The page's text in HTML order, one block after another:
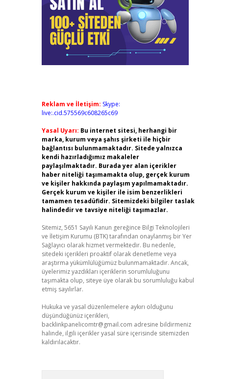
Reklam ve İletişim: Skype:
live:.cid.575569c608265c69
Yasal Uyarı: Bu internet sitesi, herhangi bir
marka, kurum veya şahıs şirketi ile hiçbir
bağlantısı bulunmamaktadır. Sitede yalnızca
kendi hazırladığımız makaleler
paylaşılmaktadır. Burada yer alan içerikler
haber niteliği taşımamakta olup, gerçek kurum
ve kişiler hakkında paylaşım yapılmamaktadır.
Gerçek kurum ve kişiler ile isim benzerlikleri
tamamen tesadüfidir. Sitemizdeki bilgiler taslak
halindedir ve tavsiye niteliği taşımazlar.
Sitemiz, 5651 Sayılı Kanun gereğince Bilgi Teknolojileri
ve İletişim Kurumu (BTK) tarafından onaylanmış bir Yer
Sağlayıcı olarak hizmet vermektedir. Bu nedenle,
sitedeki içerikleri proaktif olarak denetleme veya
araştırma yükümlülüğümüz bulunmamaktadır. Ancak,
üyelerimiz yazdıkları içeriklerin sorumluluğunu
taşımakta olup, siteye üye olarak bu sorumluluğu kabul
etmiş sayılırlar.
Hukuka ve yasal düzenlemelere aykırı olduğunu
düşündüğünüz içerikleri,
backlinkpanelicomtr@gmail.com adresine bildirmeniz
halinde, ilgili içerikler yasal süre içerisinde sitemizden
kaldırılacaktır.